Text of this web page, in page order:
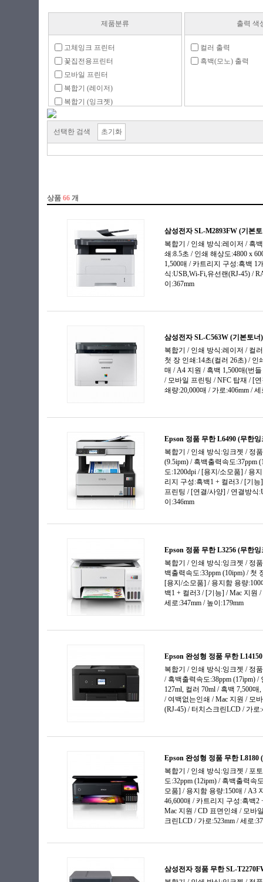
제품분류
고체잉크 프린터
꽃집전용프린터
모바일 프린터
복합기 (레이저)
복합기 (잉크젯)
포토 복합기
포토 프린터
프린터 (레이저)
출력 색
컬러 출력
흑백(모노) 출력
선택한 검색 초기화